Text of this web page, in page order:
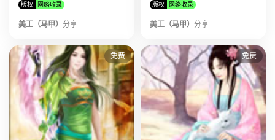
该美工上传了
小说封面素材图 素材ID:10792
该美工上传了小说封面素材图 素材ID:10791
版权 网络收录
美工（马甲） 分享
版权 网络收录
美工（马甲） 分享
免费 免费